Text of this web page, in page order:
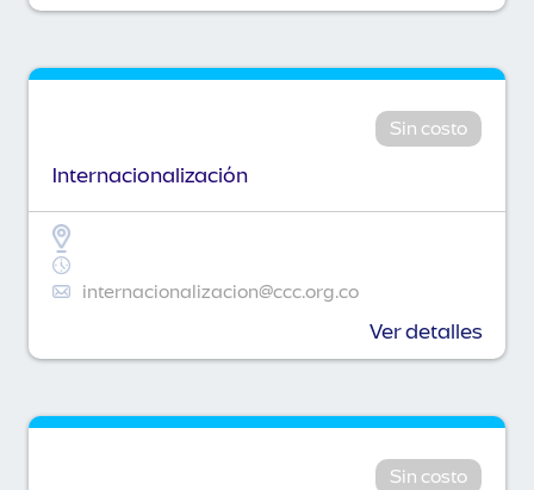
Sin costo
Internacionalización
internacionalizacion@ccc.org.co
Ver detalles
Sin costo